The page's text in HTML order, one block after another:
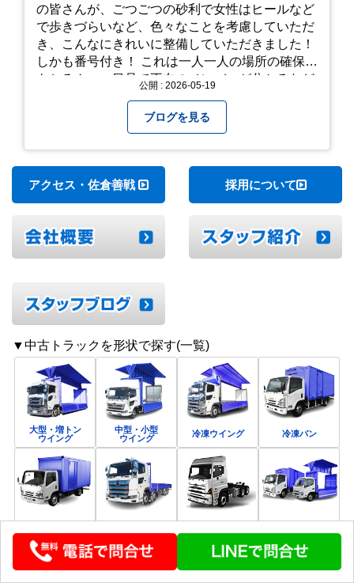
の皆さんが、ごつごつの砂利で女性はヒールなど
で歩きづらいなど、色々なことを考慮していただ
き、こんなにきれいに整備していただきました！
しかも番号付き！ これは一人一人の場所の確保は
もちろん、一目見て不在のメンバーが分かるなど
は毎月「環境整備点検」を実施し、お客様や共に
働くスタッフの為、会社を皆で良くしていく取り
組みを実施しております！ 心一新！これからも努
力を重ねてまいります！
公開 : 2026-05-19
ブログを見る
アクセス・佐倉善戦 採用について
▼中古トラックを形状で探す(一覧)
大型・増トン
ウイング
中型・小型
ウイング
冷凍ウイング 冷凍バン
バン 平ボディ トラクタ すべて